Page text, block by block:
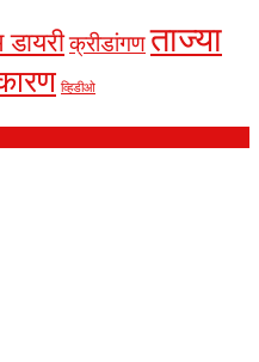
क्रीडांगणताज्या
व्हिडीओ